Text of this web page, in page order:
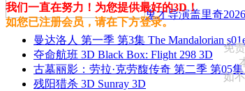
鬼才导演盖里奇
曼达洛人 第一季 第3集 The Mandalorian
夺命航班 3D Black Box: Flight 298 3D
古墓丽影：劳拉·克劳馥传奇 第二季 第05集
残阳猎杀 3D Sunray 3D
我们一直在努力！为您提供最好的3D！
如您已注册会员，请在下方登录。
免
如